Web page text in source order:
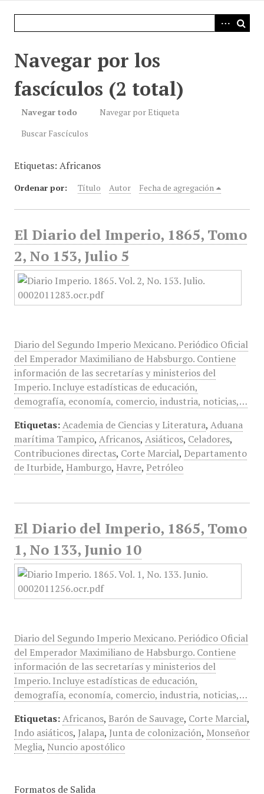
Navegar por los
fascículos (2 total)
Navegar todo
Navegar por Etiqueta
Buscar Fascículos
Etiquetas: Africanos
Ordenar por: Título Autor Fecha de agregación
El Diario del Imperio, 1865, Tomo
2, No 153, Julio 5
Diario del Segundo Imperio Mexicano. Periódico Oficial
del Emperador Maximiliano de Habsburgo. Contiene
información de las secretarías y ministerios del
Imperio. Incluye estadísticas de educación,
demografía, economía, comercio, industria, noticias,…
Etiquetas: Academia de Ciencias y Literatura, Aduana
marítima Tampico, Africanos, Asiáticos, Celadores,
Contribuciones directas, Corte Marcial, Departamento
de Iturbide, Hamburgo, Havre, Petróleo
El Diario del Imperio, 1865, Tomo
1, No 133, Junio 10
Diario del Segundo Imperio Mexicano. Periódico Oficial
del Emperador Maximiliano de Habsburgo. Contiene
información de las secretarías y ministerios del
Imperio. Incluye estadísticas de educación,
demografía, economía, comercio, industria, noticias,…
Etiquetas: Africanos, Barón de Sauvage, Corte Marcial,
Indo asiáticos, Jalapa, Junta de colonización, Monseñor
Meglia, Nuncio apostólico
Formatos de Salida